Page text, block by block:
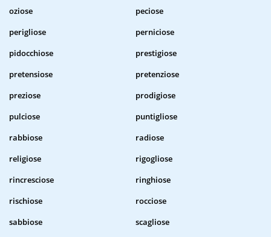
oziose
peciose
perigliose
perniciose
pidocchiose
prestigiose
pretensiose
pretenziose
preziose
prodigiose
pulciose
puntigliose
rabbiose
radiose
religiose
rigogliose
rincresciose
ringhiose
rischiose
rocciose
sabbiose
scagliose